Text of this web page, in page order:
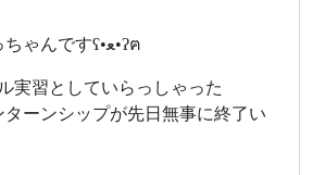
こんにちは、むっちゃんですʕ•ﻌ•ʔฅ
実習としていらっしゃった
ーンシップが先日無事に終了い